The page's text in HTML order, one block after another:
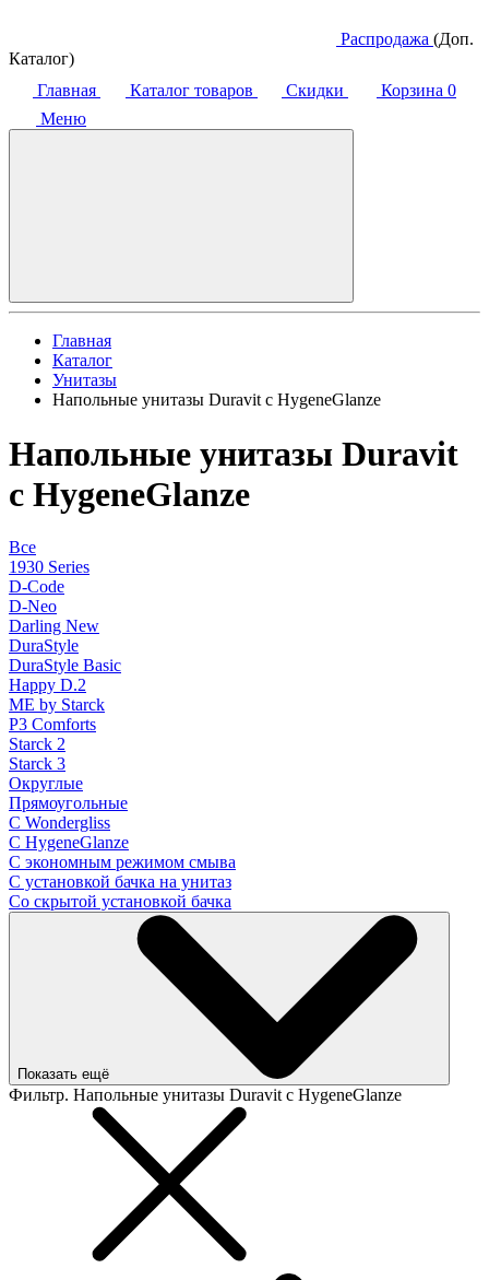
Распродажа (Доп.
Каталог)
Главная
Каталог товаров Скидки Корзина 0
Меню
Главная
Каталог
Унитазы
Напольные унитазы Duravit с HygeneGlanze
Напольные унитазы Duravit
с HygeneGlanze
Все
1930 Series
D-Code
D-Neo
Darling New
DuraStyle
DuraStyle Basic
Happy D.2
ME by Starck
P3 Comforts
Starck 2
Starck 3
Округлые
Прямоугольные
С Wondergliss
С HygeneGlanze
С экономным режимом смыва
С установкой бачка на унитаз
Со скрытой установкой бачка
Показать ещё
Фильтр. Напольные унитазы Duravit с HygeneGlanze